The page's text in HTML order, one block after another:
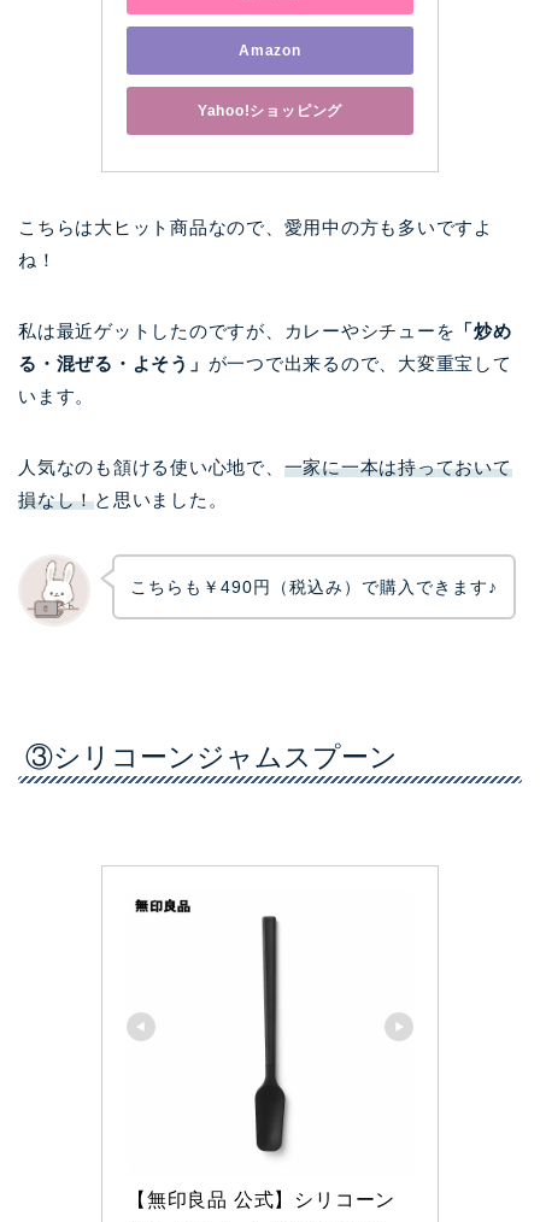
Amazon
Yahoo!ショッピング
こちらは大ヒット商品なので、愛用中の方も多いですよ
ね！
私は最近ゲットしたのですが、カレーやシチューを 「炒め
る・混ぜる・よそう」 が一つで出来るので、大変重宝して
います。
人気なのも頷ける使い心地で、 一家に一本は持っておいて
損なし！と思いました。
こちらも￥490円（税込み）で購入できます♪
③シリコーンジャムスプーン
【無印良品 公式】シリコーン